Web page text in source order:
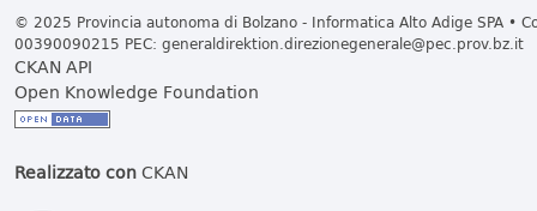
© 2025 Provincia autonoma di Bolzano - Informatica Alto Adige SPA •
00390090215 PEC: generaldirektion.direzionegenerale@pec.prov.bz.it
CKAN API
Open Knowledge Foundation
Realizzato conCKAN